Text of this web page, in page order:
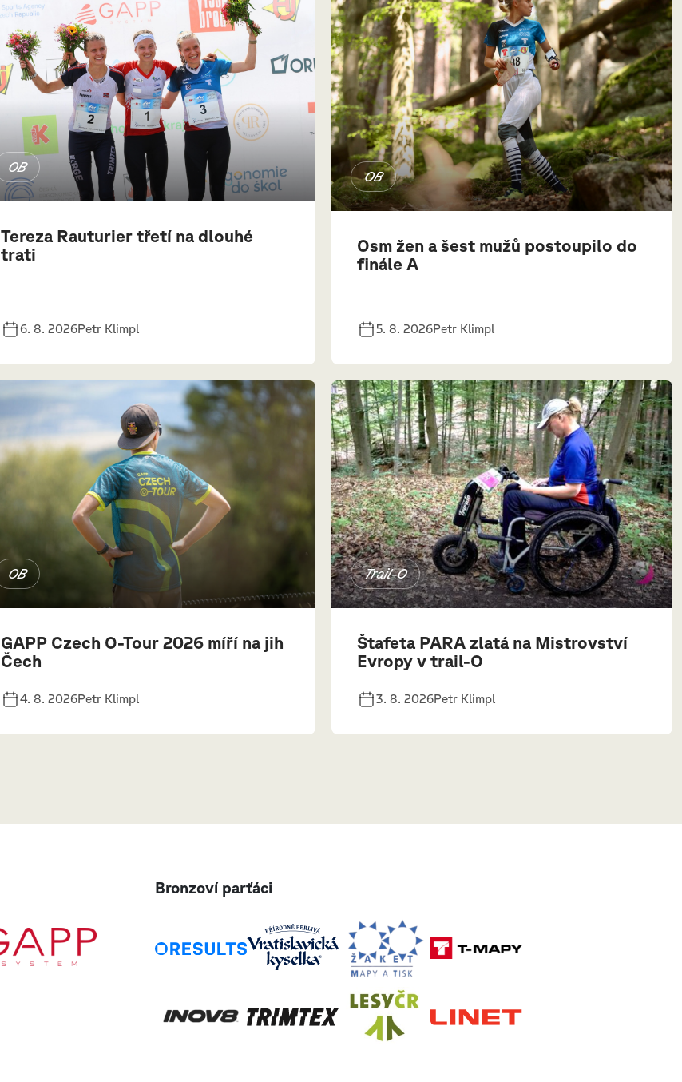
OB
Tereza Rauturier třetí na dlouhé
trati
6. 8. 2026Petr Klimpl
OB
Osm žen a šest mužů postoupilo do
finále A
5. 8. 2026Petr Klimpl
OB
GAPP Czech O-Tour 2026 míří na jih
Čech
4. 8. 2026Petr Klimpl
Trail-O
Štafeta PARA zlatá na Mistrovství
Evropy v trail-O
3. 8. 2026Petr Klimpl
Bronzoví parťáci